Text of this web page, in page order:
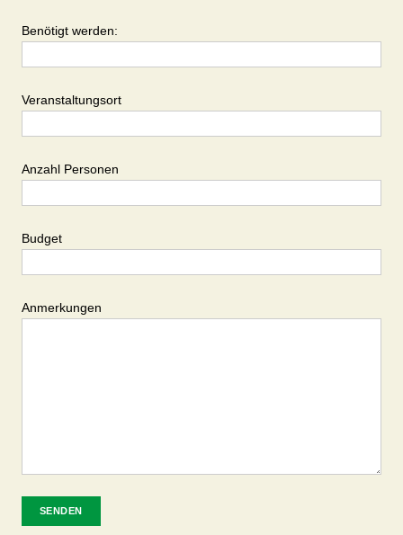
Benötigt werden:
Veranstaltungsort
Anzahl Personen
Budget
Anmerkungen